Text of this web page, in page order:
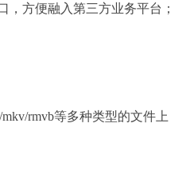
，方便融入第三方业务平台；
rmvb等多种类型的文件上